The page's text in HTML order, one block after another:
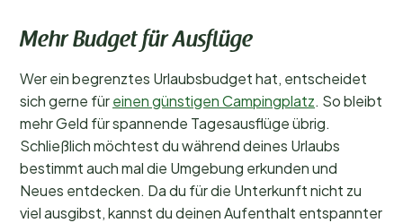
Mehr Budget für Ausflüge
Wer ein begrenztes Urlaubsbudget hat, entscheidet
sich gerne füreinen günstigen Campingplatz. So bleibt
mehr Geld für spannende Tagesausflüge übrig.
Schließlich möchtest du während deines Urlaubs
bestimmt auch mal die Umgebung erkunden und
Neues entdecken. Da du für die Unterkunft nicht zu
viel ausgibst, kannst du deinen Aufenthalt entspannter